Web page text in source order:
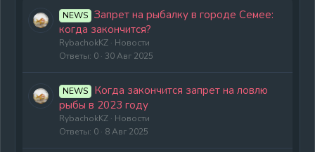
NEWS Запрет на рыбалку в городе Семее:
когда закончится?
RybachokKZ
Новости
Ответы 0 30 Авг 2025
NEWS
Когда закончится запрет на ловлю
рыбы в 2023 году
RybachokKZ
Новости
Ответы 0 8 Авг 2025